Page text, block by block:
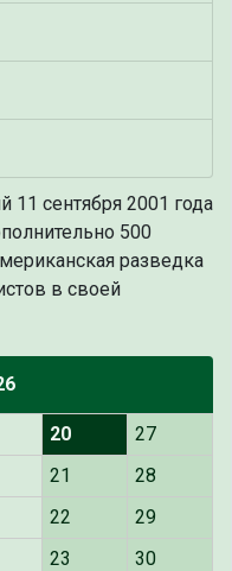
11 сентября 2001 года
500
разведка
в своей
20
27
21
28
22
29
23
30